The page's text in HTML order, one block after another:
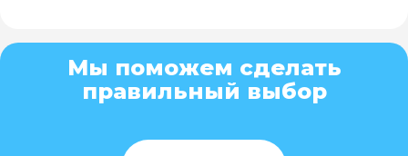
Мы поможем сделать
правильный выбор